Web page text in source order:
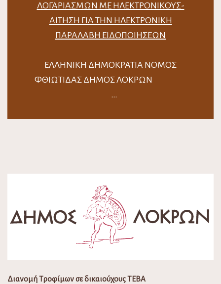
ΛΟΓΑΡΙΑΣΜΏΝ ΜΕ ΗΛΕΚΤΡΟΝΙΚΟΎΣ-
ΑΊΤΗΣΗ ΓΙΑ ΤΗΝ ΗΛΕΚΤΡΟΝΙΚΉ
ΠΑΡΑΛΑΒΉ ΕΙΔΟΠΟΙΉΣΕΩΝ
ΕΛΛΗΝΙΚΗ ΔΗΜΟΚΡΑΤΙΑ ΝΟΜΟΣ
ΦΘΙΩΤΙΔΑΣ ΔΗΜΟΣ ΛΟΚΡΩΝ
…
Διανομή Τροφίμων σε δικαιούχους ΤΕΒΑ